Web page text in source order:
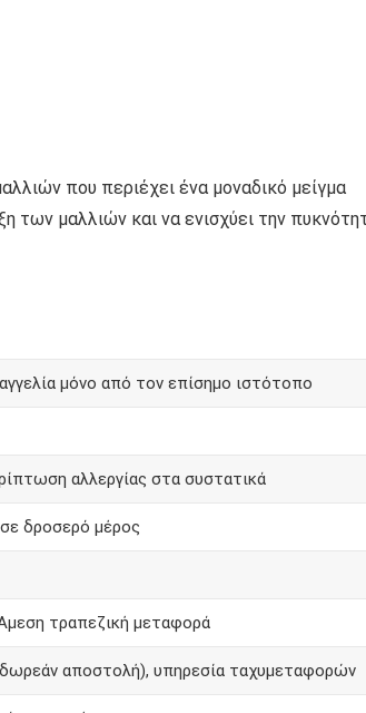
που περιέχει ένα μοναδικό μείγμα
των μαλλιών και να ενισχύει την
μόνο από τον επίσημο ιστότοπο
αλλεργίας στα συστατικά
δροσερό μέρος
τραπεζική μεταφορά
αποστολή), υπηρεσία ταχυμεταφορών